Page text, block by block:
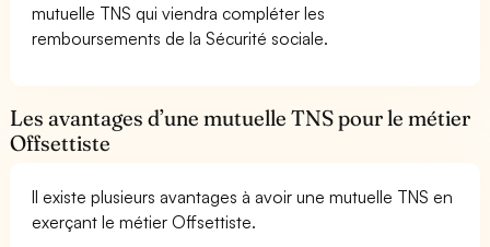
mutuelle TNS qui viendra compléter les
remboursements de la Sécurité sociale.
Les avantages d’une mutuelle TNS pour le métier
Offsettiste
Il existe plusieurs avantages à avoir une mutuelle TNS en
exerçant le métier Offsettiste.